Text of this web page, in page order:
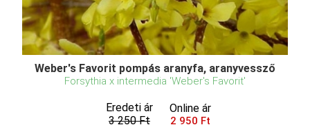
Weber's Favorit pompás aranyfa, aranyvessző
Forsythia x intermedia 'Weber's Favorit'
Eredeti ár
3 250 Ft
Online ár
2 950 Ft